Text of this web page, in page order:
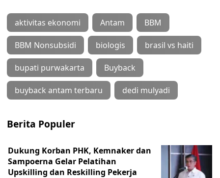
aktivitas ekonomi Antam BBM
BBM Nonsubsidi biologis brasil vs haiti
bupati purwakarta Buyback
buyback antam terbaru dedi mulyadi
Berita Populer
Dukung Korban PHK, Kemnaker dan
Sampoerna Gelar Pelatihan
Upskilling dan Reskilling Pekerja